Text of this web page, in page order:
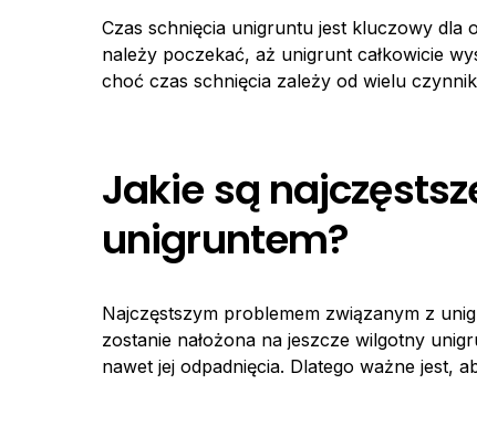
Czas schnięcia unigruntu jest kluczowy dla
należy poczekać, aż unigrunt całkowicie
choć czas schnięcia zależy od wielu
Jakie są
unigruntem?
Najczęstszym problemem związanym z
zostanie nałożona na jeszcze wilgotny
nawet jej odpadnięcia. Dlatego ważne jest,